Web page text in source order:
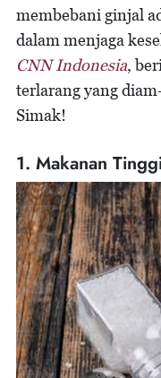
membebani ginjal
dalam menjaga
CNN Indonesia,
terlarang yang
Simak!
1. Makanan